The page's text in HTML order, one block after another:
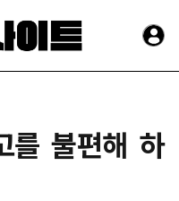
를 불편해 하